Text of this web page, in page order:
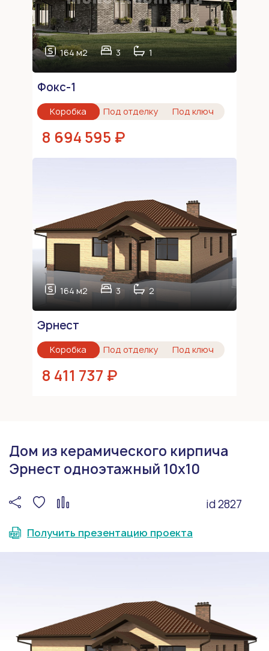
164 м2 3 1
Фокс-1
Коробка Под отделку Под ключ
8 694 595 ₽
164 м2 3 2
Эрнест
Коробка Под отделку Под ключ
8 411 737 ₽
Дом из керамического кирпича
Эрнест одноэтажный 10х10
id 2827
Получить презентацию проекта